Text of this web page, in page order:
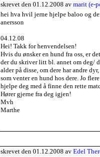
skrevet den 01.12.2008 av marit (e-
hei hva hvil jerne hjelpe baloo og
anersson
04.12.08
Hei! Takk for henvendelsen!
Hvis du ønsker en hund fra oss, er
der du skriver litt bl. annet om deg/
alder på disse, om dere har andre
som venter en hund hos dere. Jo
hjelpe deg med å finne den rette
Hører gjerne fra deg igjen!
Mvh
Marthe
skrevet den 01.12.2008 av Edel